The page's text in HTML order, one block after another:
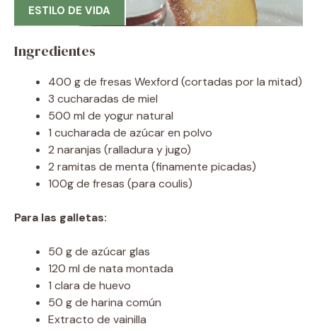
ESTILO DE VIDA
Ingredientes
400 g de fresas Wexford (cortadas por la mitad)
3 cucharadas de miel
500 ml de yogur natural
1 cucharada de azúcar en polvo
2 naranjas (ralladura y jugo)
2 ramitas de menta (finamente picadas)
100g de fresas (para coulis)
Para las galletas:
50 g de azúcar glas
120 ml de nata montada
1 clara de huevo
50 g de harina común
Extracto de vainilla